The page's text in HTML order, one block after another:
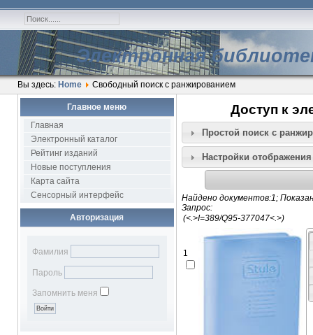
Электронная
Вы здесь: Home Свободный поиск с ранжированием
Главное меню
Главная
Электронный каталог
Рейтинг изданий
Новые поступления
Карта сайта
Сенсорный интерфейс
Авторизация
Фамилия
Пароль
Запомнить меня
Доступ к
Простой поиск c
Настройки отображения
Найдено документов:1;
Запрос:
1